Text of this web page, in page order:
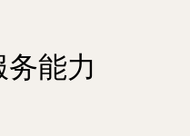
能力